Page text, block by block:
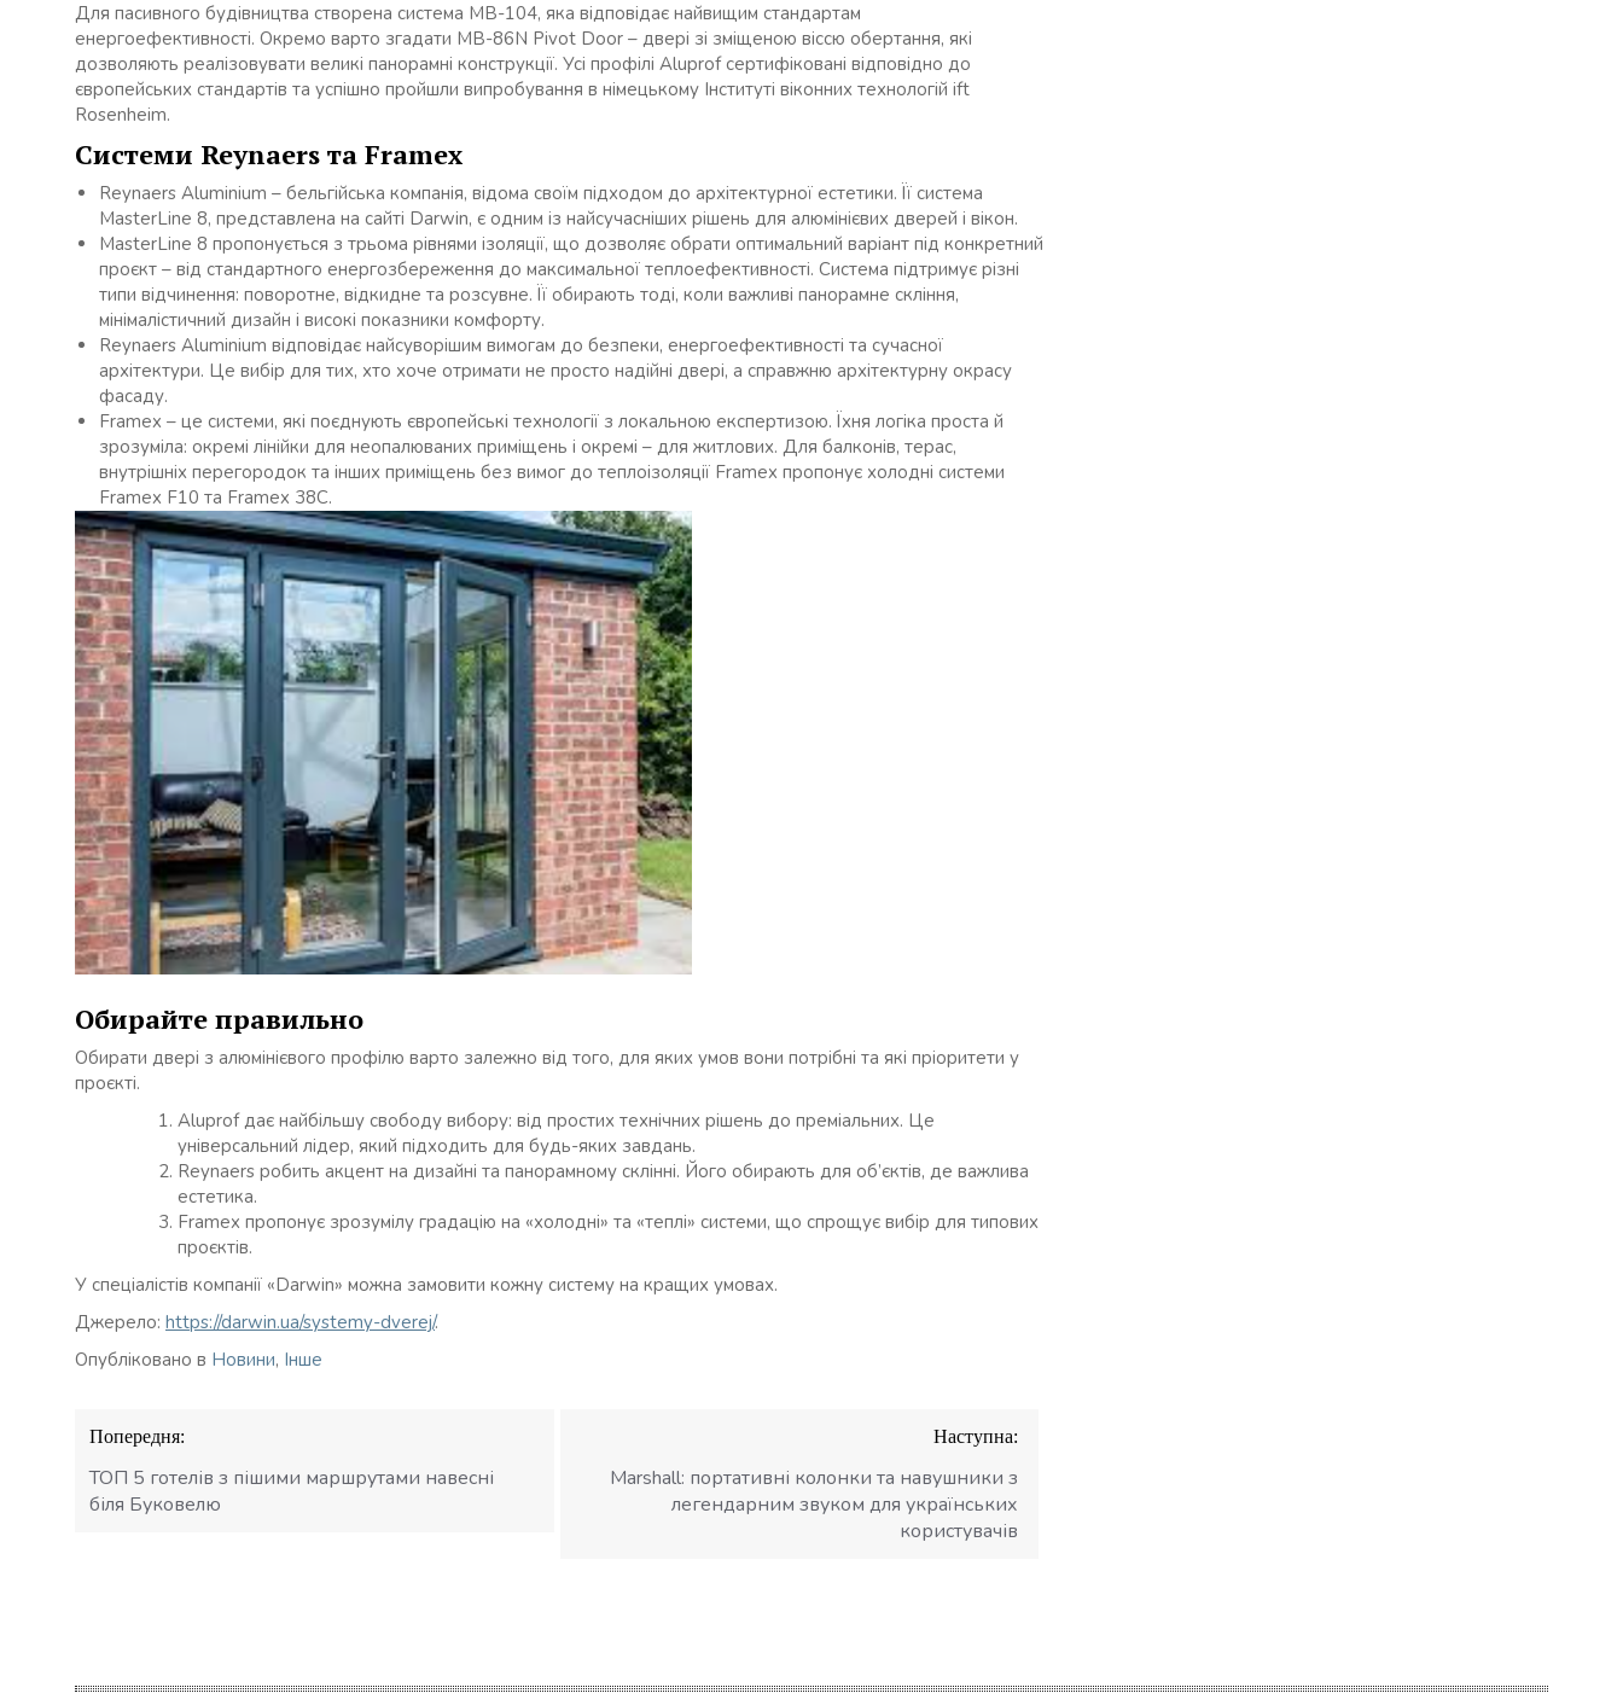
Для пасивного будівництва створена система MB-104, яка відповідає найвищим стандартам
енергоефективності. Окремо варто згадати MB-86N Pivot Door – двері зі зміщеною віссю обертання, які
дозволяють реалізовувати великі панорамні конструкції. Усі профілі Aluprof сертифіковані відповідно до
європейських стандартів та успішно пройшли випробування в німецькому Інституті віконних технологій ift
Rosenheim.
Системи Reynaers та Framex
Reynaers Aluminium – бельгійська компанія, відома своїм підходом до архітектурної естетики. Її система
MasterLine 8, представлена на сайті Darwin, є одним із найсучасніших рішень для алюмінієвих дверей і вікон.
MasterLine 8 пропонується з трьома рівнями ізоляції, що дозволяє обрати оптимальний варіант під конкретний
проєкт – від стандартного енергозбереження до максимальної теплоефективності. Система підтримує різні
типи відчинення: поворотне, відкидне та розсувне. Її обирають тоді, коли важливі панорамне скління,
мінімалістичний дизайн і високі показники комфорту.
Reynaers Aluminium відповідає найсуворішим вимогам до безпеки, енергоефективності та сучасної
архітектури. Це вибір для тих, хто хоче отримати не просто надійні двері, а справжню архітектурну окрасу
фасаду.
Framex – це системи, які поєднують європейські технології з локальною експертизою. Їхня логіка проста й
зрозуміла: окремі лінійки для неопалюваних приміщень і окремі – для житлових. Для балконів, терас,
внутрішніх перегородок та інших приміщень без вимог до теплоізоляції Framex пропонує холодні системи
Framex F10 та Framex 38C.
Обирайте правильно
Обирати двері з алюмінієвого профілю варто залежно від того, для яких умов вони потрібні та які пріоритети у
проєкті.
Aluprof дає найбільшу свободу вибору: від простих технічних рішень до преміальних. Це
універсальний лідер, який підходить для будь-яких завдань.
Reynaers робить акцент на дизайні та панорамному склінні. Його обирають для об’єктів, де важлива
естетика.
Framex пропонує зрозумілу градацію на «холодні» та «теплі» системи, що спрощує вибір для типових
проєктів.
У спеціалістів компанії «Darwin» можна замовити кожну систему на кращих умовах.
Джерело: https://darwin.ua/systemy-dverej/.
Опубліковано в Новини, Інше
Навігація
записів
Попередня:
ТОП 5 готелів з пішими маршрутами навесні
біля Буковелю
Наступна:
Marshall: портативні колонки та навушники з
легендарним звуком для українських
користувачів